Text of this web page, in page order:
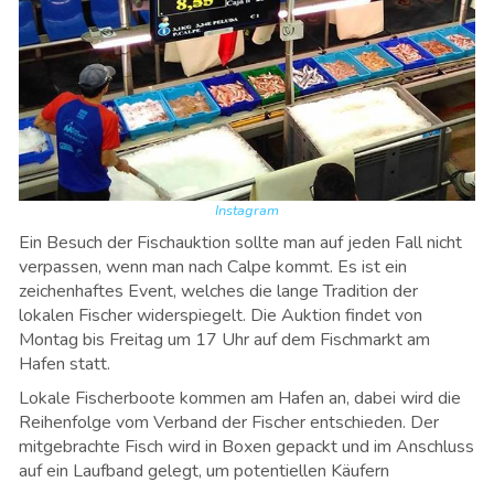
Instagram
Ein Besuch der Fischauktion sollte man auf jeden Fall nicht
verpassen, wenn man nach Calpe kommt. Es ist ein
zeichenhaftes Event, welches die lange Tradition der
lokalen Fischer widerspiegelt. Die Auktion findet von
Montag bis Freitag um 17 Uhr auf dem Fischmarkt am
Hafen statt.
Lokale Fischerboote kommen am Hafen an, dabei wird die
Reihenfolge vom Verband der Fischer entschieden. Der
mitgebrachte Fisch wird in Boxen gepackt und im Anschluss
auf ein Laufband gelegt, um potentiellen Käufern